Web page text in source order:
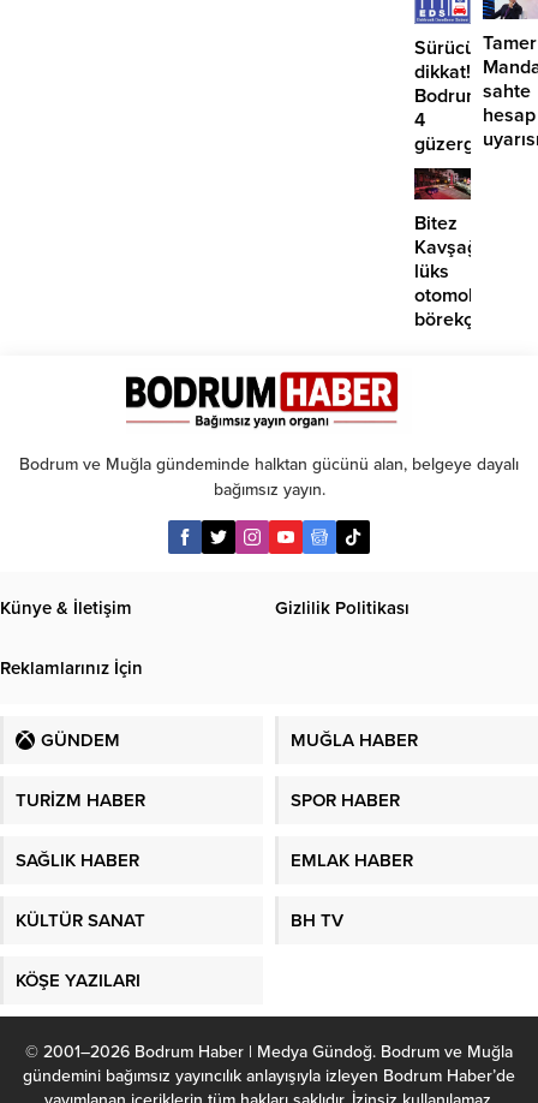
Sürücüler
dikkat!
Bodrum’da
4
güzergahta
EDS
başlıyor
Tamer
sahte
hesap
Bitez
Kavşağı’nda
lüks
otomobil
börekçiye
Bodrum ve Muğla gündeminde halktan gücünü alan, belgeye dayalı
bağımsız yayın.
Künye & İletişim Gizlilik Politikası
Reklamlarınız İçin
GÜNDEM MUĞLA HABER
TURİZM HABER SPOR HABER
SAĞLIK HABER EMLAK HABER
KÜLTÜR SANAT BH TV
KÖŞE YAZILARI
© 2001–2026 Bodrum Haber | Medya Gündoğ. Bodrum ve Muğla
gündemini bağımsız yayıncılık anlayışıyla izleyen Bodrum Haber’de